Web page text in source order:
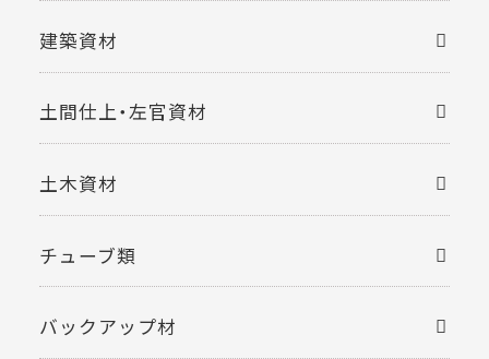
建築資材
土間仕上・左官資材
土木資材
チューブ類
バックアップ材